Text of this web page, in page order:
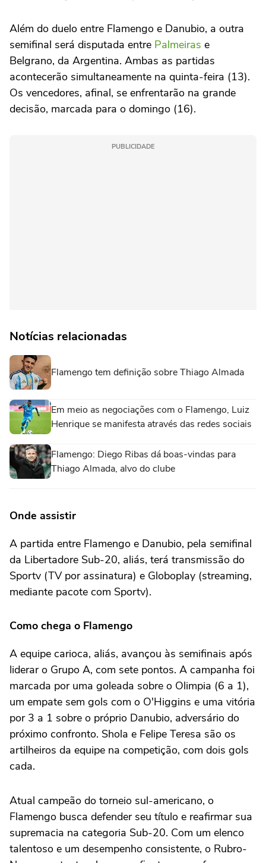
Além do duelo entre Flamengo e Danubio, a outra
semifinal será disputada entre Palmeiras e
Belgrano, da Argentina. Ambas as partidas
acontecerão simultaneamente na quinta-feira (13).
Os vencedores, afinal, se enfrentarão na grande
decisão, marcada para o domingo (16).
PUBLICIDADE
Notícias relacionadas
Flamengo tem definição sobre Thiago Almada
Em meio as negociações com o Flamengo, Luiz
Henrique se manifesta através das redes sociais
Flamengo: Diego Ribas dá boas-vindas para
Thiago Almada, alvo do clube
Onde assistir
A partida entre Flamengo e Danubio, pela semifinal
da Libertadore Sub-20, aliás, terá transmissão do
Sportv (TV por assinatura) e Globoplay (streaming,
mediante pacote com Sportv).
Como chega o Flamengo
A equipe carioca, aliás, avançou às semifinais após
liderar o Grupo A, com sete pontos. A campanha foi
marcada por uma goleada sobre o Olimpia (6 a 1),
um empate sem gols com o O'Higgins e uma vitória
por 3 a 1 sobre o próprio Danubio, adversário do
próximo confronto. Shola e Felipe Teresa são os
artilheiros da equipe na competição, com dois gols
cada.
Atual campeão do torneio sul-americano, o
Flamengo busca defender seu título e reafirmar sua
supremacia na categoria Sub-20. Com um elenco
talentoso e um desempenho consistente, o Rubro-